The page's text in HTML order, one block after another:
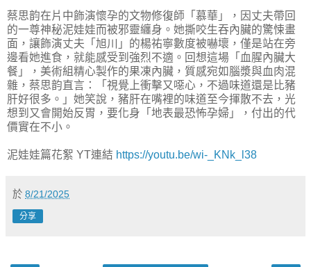
蔡思韵在片中飾演懷孕的文物修復師「慕華」，因丈夫帶回
的一尊神秘泥娃娃而被邪靈纏身。她撕咬生吞內臟的驚悚畫
面，讓飾演丈夫「旭川」的楊祐寧數度被嚇壞，僅是站在旁
邊看她進食，就能感受到強烈不適。回想這場「血腥內臟大
餐」，美術組精心製作的果凍內臟，質感宛如腦漿與血肉混
雜，蔡思韵直言：「視覺上衝擊又噁心，不過味道還是比豬
肝好很多。」她笑說，豬肝在嘴裡的味道至今揮散不去，光
想到又會開始反胃，要化身「地表最恐怖孕婦」，付出的代
價實在不小。
泥娃娃篇花絮 YT連結 https://youtu.be/wi-_KNk_l38
於 8/21/2025
分享